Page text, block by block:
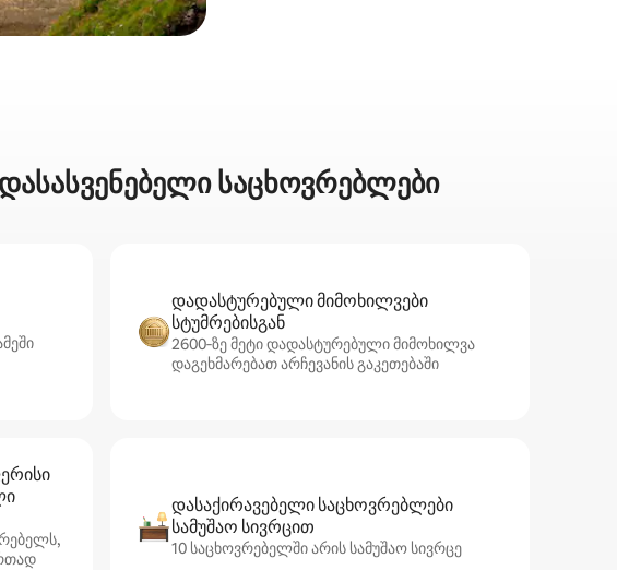
საცხოვრებლები
დადასტურებული მიმოხილვები
სტუმრებისგან
2600‑ზე მეტი დადასტურებული მიმოხილვა
დაგეხმარებათ არჩევანის გაკეთებაში
დასაქირავებელი საცხოვრებლები
სამუშაო სივრცით
10 საცხოვრებელში არის სამუშაო სივრცე